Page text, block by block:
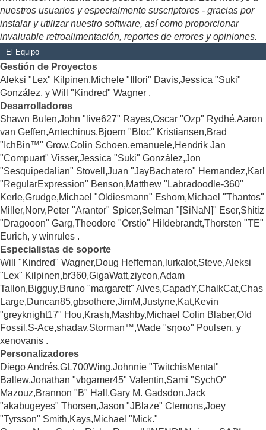
nuestros usuarios y especialmente suscriptores - gracias por
instalar y utilizar nuestro software, así como proporcionar
invaluable retroalimentación, reportes de errores y opiniones.
El Equipo
Gestión de Proyectos
Aleksi "Lex" Kilpinen,Michele "Illori" Davis,Jessica "Suki"
González, y Will "Kindred" Wagner .
Desarrolladores
Shawn Bulen,John "live627" Rayes,Oscar "Ozp" Rydhé,Aaron
van Geffen,Antechinus,Bjoern "Bloc" Kristiansen,Brad
"IchBin™" Grow,Colin Schoen,emanuele,Hendrik Jan
"Compuart" Visser,Jessica "Suki" González,Jon
"Sesquipedalian" Stovell,Juan "JayBachatero" Hernandez,Karl
"RegularExpression" Benson,Matthew "Labradoodle-360"
Kerle,Grudge,Michael "Oldiesmann" Eshom,Michael "Thantos"
Miller,Norv,Peter "Arantor" Spicer,Selman "[SiNaN]" Eser,Shitiz
"Dragooon" Garg,Theodore "Orstio" Hildebrandt,Thorsten "TE"
Eurich, y winrules .
Especialistas de soporte
Will "Kindred" Wagner,Doug Heffernan,lurkalot,Steve,Aleksi
"Lex" Kilpinen,br360,GigaWatt,ziycon,Adam
Tallon,Bigguy,Bruno "margarett" Alves,CapadY,ChalkCat,Chas
Large,Duncan85,gbsothere,JimM,Justyne,Kat,Kevin
"greyknight17" Hou,Krash,Mashby,Michael Colin Blaber,Old
Fossil,S-Ace,shadav,Storman™,Wade "sησω" Poulsen, y
xenovanis .
Personalizadores
Diego Andrés,GL700Wing,Johnnie "TwitchisMental"
Ballew,Jonathan "vbgamer45" Valentin,Sami "SychO"
Mazouz,Brannon "B" Hall,Gary M. Gadsdon,Jack
"akabugeyes" Thorsen,Jason "JBlaze" Clemons,Joey
"Tyrsson" Smith,Kays,Michael "Mick."